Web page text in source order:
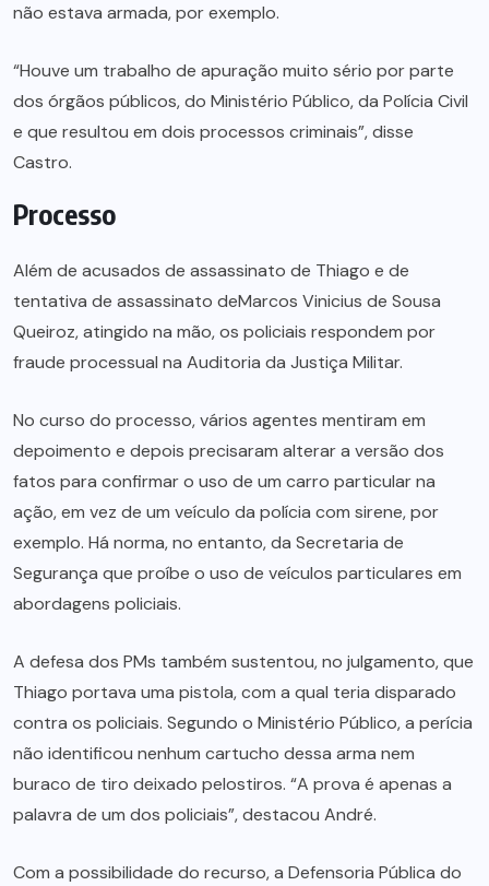
não estava armada, por exemplo.
“Houve um trabalho de apuração muito sério por parte
dos órgãos públicos, do Ministério Público, da Polícia Civil
e que resultou em dois processos criminais”, disse
Castro.
Processo
Além de acusados de assassinato de Thiago e de
tentativa de assassinato deMarcos Vinicius de Sousa
Queiroz, atingido na mão, os policiais respondem por
fraude processual na Auditoria da Justiça Militar.
No curso do processo, vários agentes mentiram em
depoimento e depois precisaram alterar a versão dos
fatos para confirmar o uso de um carro particular na
ação, em vez de um veículo da polícia com sirene, por
exemplo. Há norma, no entanto, da Secretaria de
Segurança que proíbe o uso de veículos particulares em
abordagens policiais.
A defesa dos PMs também sustentou, no julgamento, que
Thiago portava uma pistola, com a qual teria disparado
contra os policiais. Segundo o Ministério Público, a perícia
não identificou nenhum cartucho dessa arma nem
buraco de tiro deixado pelostiros. “A prova é apenas a
palavra de um dos policiais”, destacou André.
Com a possibilidade do recurso, a Defensoria Pública do